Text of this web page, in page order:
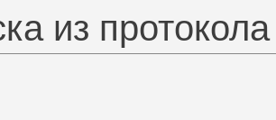
из протокола